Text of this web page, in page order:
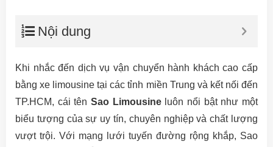
Nội dung
Khi nhắc đến dịch vụ vận chuyển hành khách cao cấp
bằng xe limousine tại các tỉnh miền Trung và kết nối đến
TP.HCM, cái tên Sao Limousineluôn nổi bật như một
biểu tượng của sự uy tín, chuyên nghiệp và chất lượng
vượt trội. Với mạng lưới tuyến đường rộng khắp, Sao